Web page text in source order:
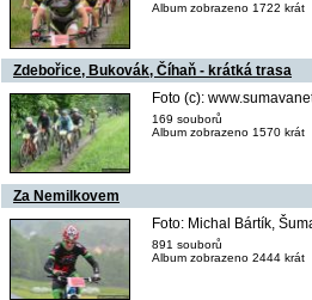
Album zobrazeno 1722 krát
Zdebořice, Bukovák, Číhaň - krátká trasa
Foto (c):
169 souborů
Album zobrazeno 1570 krát
Za Nemilkovem
Foto: Michal Bártík,
891 souborů
Album zobrazeno 2444 krát